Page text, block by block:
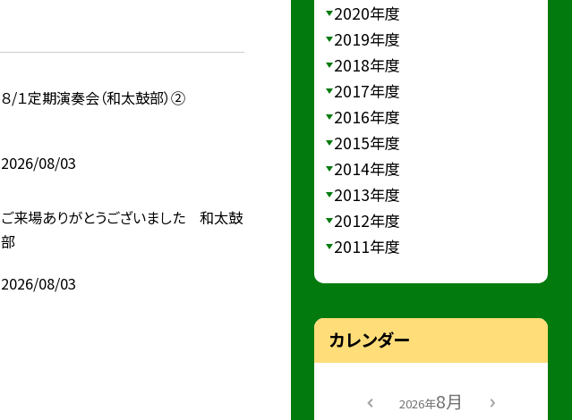
８/１定期演奏会（和太鼓部）②
2026/08/03
ご来場ありがとうございました 和太鼓
部
2026/08/03
2020年度
2019年度
2018年度
2017年度
2016年度
2015年度
2014年度
2013年度
2012年度
2011年度
カレンダー
2026年8月